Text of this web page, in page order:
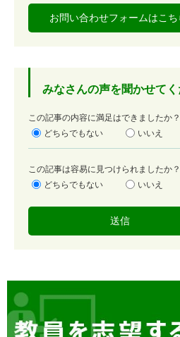
お問い合わせフォームはこち
みなさんの声を聞かせて
満
足
この記事の内容に満足はできましたか
どちらでもない
いいえ
容
易
この記事は容易に見つけられましたか
どちらでもない
いいえ